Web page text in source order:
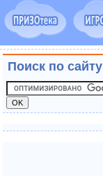
Поиск по сайту